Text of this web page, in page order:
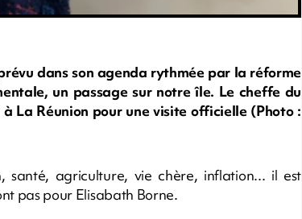
dans son agenda rythmée par la réforme
un passage sur notre île. Le cheffe du
La Réunion pour une visite officielle (Photo :
santé, agriculture, vie chère, inflation... il est
pas pour Elisabath Borne.